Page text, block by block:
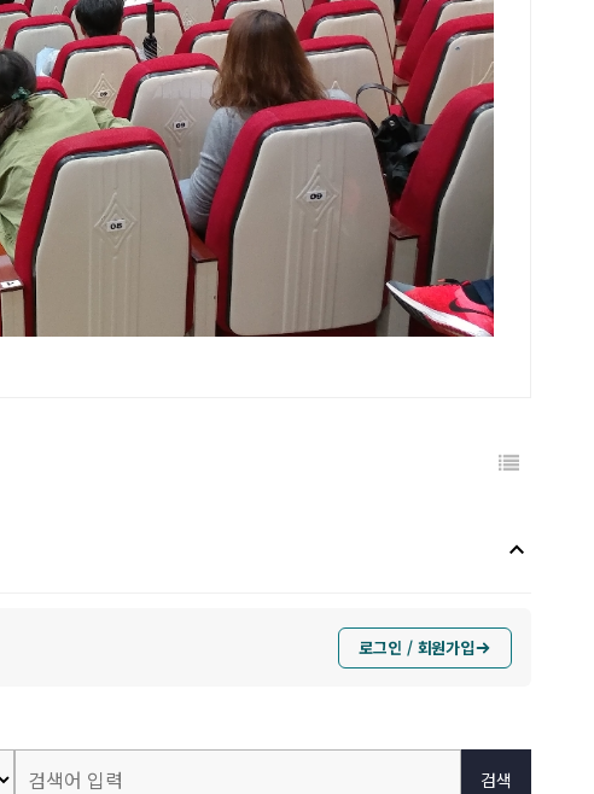
keyboard_arrow_up
로그인 / 회원가입
검색